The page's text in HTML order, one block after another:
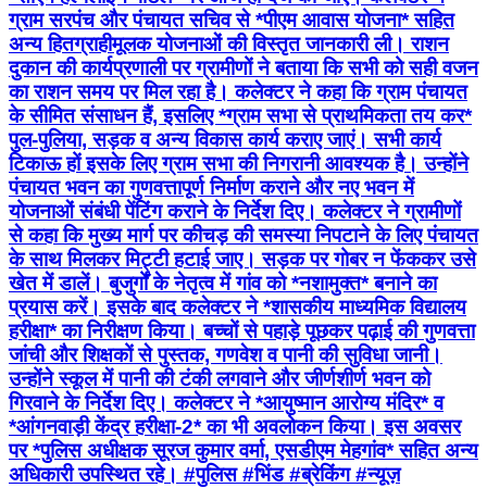
ग्राम सरपंच और पंचायत सचिव से *पीएम आवास योजना* सहित
अन्य हितग्राहीमूलक योजनाओं की विस्तृत जानकारी ली। राशन
दुकान की कार्यप्रणाली पर ग्रामीणों ने बताया कि सभी को सही वजन
का राशन समय पर मिल रहा है। कलेक्टर ने कहा कि ग्राम पंचायत
के सीमित संसाधन हैं, इसलिए *ग्राम सभा से प्राथमिकता तय कर*
पुल-पुलिया, सड़क व अन्य विकास कार्य कराए जाएं। सभी कार्य
टिकाऊ हों इसके लिए ग्राम सभा की निगरानी आवश्यक है। उन्होंने
पंचायत भवन का गुणवत्तापूर्ण निर्माण कराने और नए भवन में
योजनाओं संबंधी पेंटिंग कराने के निर्देश दिए। कलेक्टर ने ग्रामीणों
से कहा कि मुख्य मार्ग पर कीचड़ की समस्या निपटाने के लिए पंचायत
के साथ मिलकर मिट्टी हटाई जाए। सड़क पर गोबर न फेंककर उसे
खेत में डालें। बुजुर्गों के नेतृत्व में गांव को *नशामुक्त* बनाने का
प्रयास करें। इसके बाद कलेक्टर ने *शासकीय माध्यमिक विद्यालय
हरीक्षा* का निरीक्षण किया। बच्चों से पहाड़े पूछकर पढ़ाई की गुणवत्ता
जांची और शिक्षकों से पुस्तक, गणवेश व पानी की सुविधा जानी।
उन्होंने स्कूल में पानी की टंकी लगवाने और जीर्णशीर्ण भवन को
गिरवाने के निर्देश दिए। कलेक्टर ने *आयुष्मान आरोग्य मंदिर* व
*आंगनवाड़ी केंद्र हरीक्षा-2* का भी अवलोकन किया। इस अवसर
पर *पुलिस अधीक्षक सूरज कुमार वर्मा, एसडीएम मेहगांव* सहित अन्य
अधिकारी उपस्थित रहे। #पुलिस #भिंड #ब्रेकिंग #न्यूज़